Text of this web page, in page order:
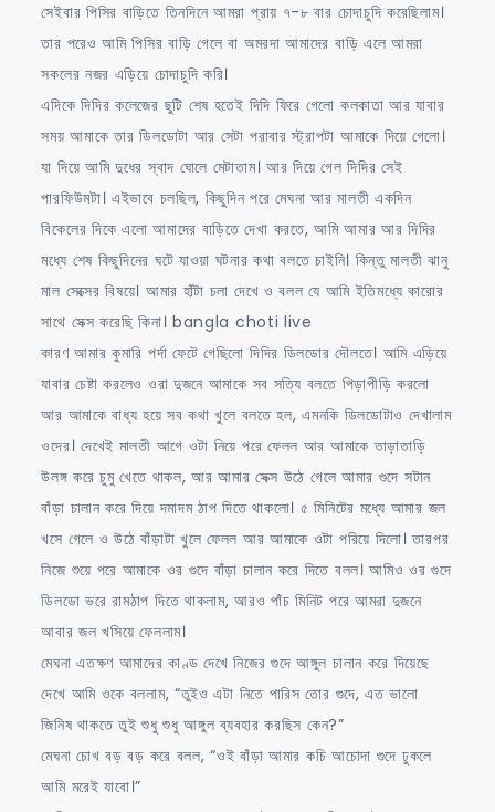
সেইবার পিসির বাড়িতে তিনদিনে আমরা প্রায় ৭-৮ বার চোদাচুদি করেছিলাম।
তার পরেও আমি পিসির বাড়ি গেলে বা অমরদা আমাদের বাড়ি এলে আমরা
সকলের নজর এড়িয়ে চোদাচুদি করি।
এদিকে দিদির কলেজের ছুটি শেষ হতেই দিদি ফিরে গেলো কলকাতা আর যাবার
সময় আমাকে তার ডিলডোটা আর সেটা পরাবার স্ট্রাপটা আমাকে দিয়ে গেলো।
যা দিয়ে আমি দুধের স্বাদ ঘোলে মেটাতাম। আর দিয়ে গেল দিদির সেই
পারফিউমটা। এইভাবে চলছিল, কিছুদিন পরে মেঘনা আর মালতী একদিন
বিকেলের দিকে এলো আমাদের বাড়িতে দেখা করতে, আমি আমার আর দিদির
মধ্যে শেষ কিছুদিনের ঘটে যাওয়া ঘটনার কথা বলতে চাইনি। কিন্তু মালতী ঝানু
মাল সেক্সের বিষয়ে। আমার হাঁটা চলা দেখে ও বলল যে আমি ইতিমধ্যে কারোর
সাথে সেক্স করেছি কিনা। bangla choti live
কারণ আমার কুমারি পর্দা ফেটে গেছিলো দিদির ডিলডোর দৌলতে। আমি এড়িয়ে
যাবার চেষ্টা করলেও ওরা দুজনে আমাকে সব সত্যি বলতে পিড়াপীড়ি করলো
আর আমাকে বাধ্য হয়ে সব কথা খুলে বলতে হল, এমনকি ডিলডোটাও দেখালাম
ওদের। দেখেই মালতী আগে ওটা নিয়ে পরে ফেলল আর আমাকে তাড়াতাড়ি
উলঙ্গ করে চুমু খেতে থাকল, আর আমার সেক্স উঠে গেলে আমার গুদে সটান
বাঁড়া চালান করে দিয়ে দমাদম ঠাপ দিতে থাকলো। ৫ মিনিটের মধ্যে আমার জল
খসে গেলে ও উঠে বাঁড়াটা খুলে ফেলল আর আমাকে ওটা পরিয়ে দিলো। তারপর
নিজে শুয়ে পরে আমাকে ওর গুদে বাঁড়া চালান করে দিতে বলল। আমিও ওর গুদে
ডিলডো ভরে রামঠাপ দিতে থাকলাম, আরও পাঁচ মিনিট পরে আমরা দুজনে
আবার জল খসিয়ে ফেললাম।
মেঘনা এতক্ষণ আমাদের কাণ্ড দেখে নিজের গুদে আঙ্গুল চালান করে দিয়েছে
দেখে আমি ওকে বললাম, “তুইও এটা নিতে পারিস তোর গুদে, এত ভালো
জিনিষ থাকতে তুই শুধু শুধু আঙ্গুল ব্যবহার করছিস কেন?”
মেঘনা চোখ বড় বড় করে বলল, “ওই বাঁড়া আমার কচি আচোদা গুদে ঢুকলে
আমি মরেই যাবো।”